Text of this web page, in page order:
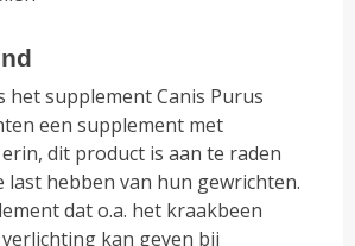
het supplement Canis Purus
een supplement met
dit product is aan te raden
last hebben van hun gewrichten.
dat o.a. het kraakbeen
kan geven bij